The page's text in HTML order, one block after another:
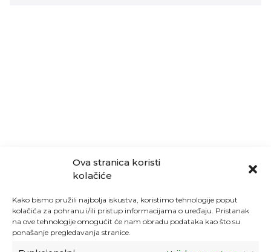
Ova stranica koristi
kolačiće
Kako bismo pružili najbolja iskustva, koristimo tehnologije poput
kolačića za pohranu i/ili pristup informacijama o uređaju. Pristanak
na ove tehnologije omogućit će nam obradu podataka kao što su
ponašanje pregledavanja stranice.